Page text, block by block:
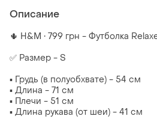
Описание
🌵 H&M • 799 грн - Футболка
✅ Размер - S
▪️ Грудь (в полуобхвате) - 54 см
▪️ Длина - 71 см
▪️ Плечи - 51 см
▪️ Длина рукава (от шеи) - 41 см